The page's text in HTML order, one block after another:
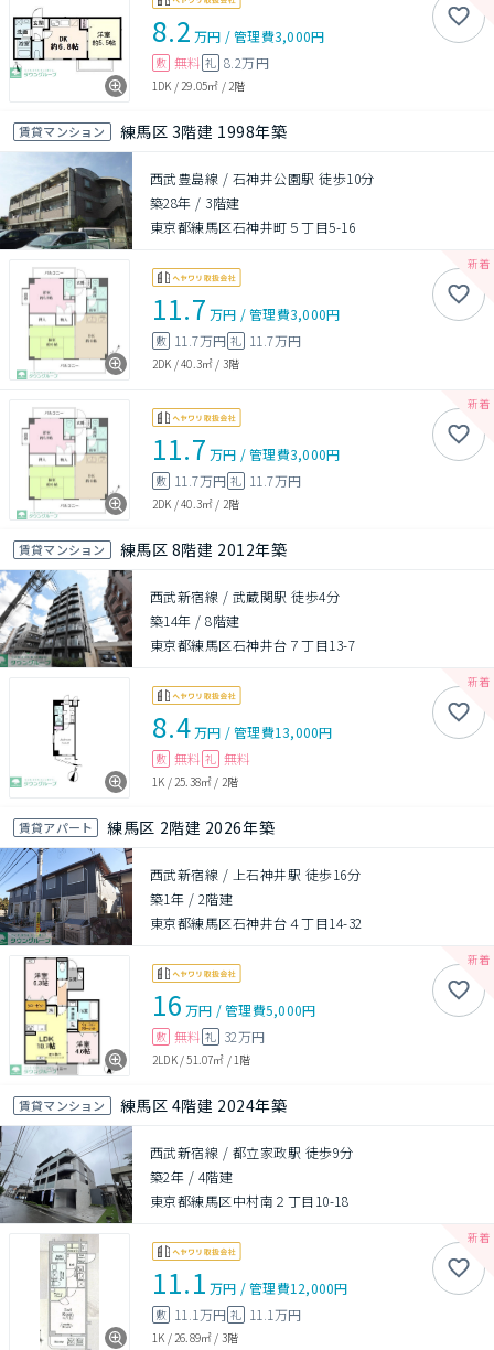
8.2 万円 /管理費3,000円
敷 無料 礼 8.2万円
1DK /29.05㎡ /2階
賃貸マンション 練馬区 3階建 1998年築
西武豊島線 / 石神井公園駅 徒歩10分
築28年 / 3階建
東京都練馬区石神井町５丁目5-16
11.7 万円 /管理費3,000円
敷 11.7万円 礼 11.7万円
2DK /40.3㎡ / 3階
11.7 万円 /管理費3,000円
敷 11.7万円 礼 11.7万円
2DK /40.3㎡ / 2階
賃貸マンション 練馬区 8階建 2012年築
西武新宿線 / 武蔵関駅 徒歩4分
築14年 /8階建
東京都練馬区石神井台７丁目13-7
8.4万円 /管理費13,000円
敷 無料 礼 無料
1K /25.38㎡ / 2階
賃貸アパート 練馬区 2階建 2026年築
西武新宿線 / 上石神井駅 徒歩16分
築1年 / 2階建
東京都練馬区石神井台４丁目14-32
16 万円 /管理費5,000円
敷 無料 礼 32万円
2LDK/51.07㎡ /1階
賃貸マンション 練馬区 4階建 2024年築
西武新宿線 / 都立家政駅 徒歩9分
築2年 / 4階建
東京都練馬区中村南２丁目10-18
11.1 万円 /管理費12,000円
敷 11.1万円 礼 11.1万円
1K /26.89㎡ / 3階